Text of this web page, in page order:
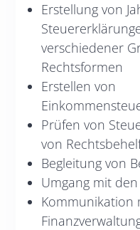
Erstellung von
verschiedener
Rechtsformen
Erstellen von
Prüfen von
von
Begleitung von
Umgang mit
Kommunikation